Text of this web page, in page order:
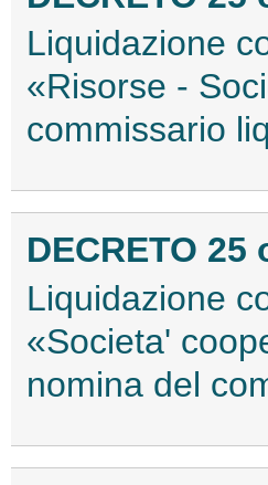
Liquidazione
«Risorse -
commissario
DECRETO 25
Liquidazione
«Societa'
nomina del